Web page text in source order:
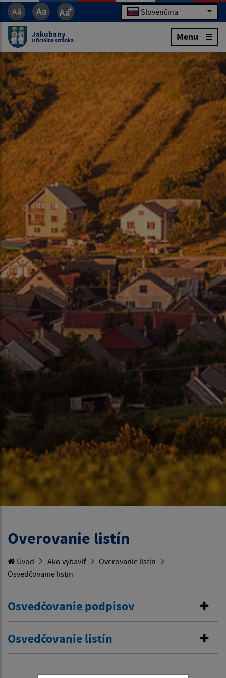
Slovenčina
Jakubany
Oficiálna stránka Menu
Overovanie listín
Úvod Ako vybaviť
Overovanie listín
Osvedčovanie listín
Osvedčovanie podpisov
Osvedčovanie listín